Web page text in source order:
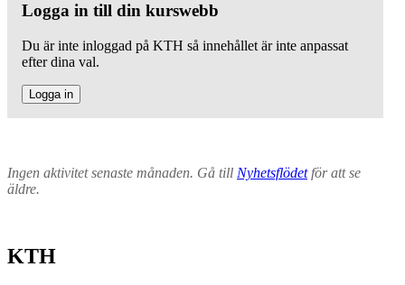
Logga in till din kurswebb
Du är inte inloggad på KTH så innehållet är inte anpassat
efter dina val.
Logga in
Ingen aktivitet senaste månaden. Gå till Nyhetsflödetför att se
äldre.
KTH